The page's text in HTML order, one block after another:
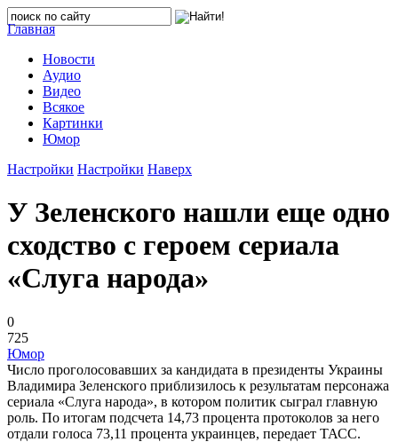
Главная
Новости
Аудио
Видео
Всякое
Картинки
Юмор
Настройки Настройки Наверх
У Зеленского нашли еще одно
сходство с героем сериала
«Слуга народа»
0
725
Юмор
Число проголосовавших за кандидата в президенты Украины
Владимира Зеленского приблизилось к результатам персонажа
сериала «Слуга народа», в котором политик сыграл главную
роль. По итогам подсчета 14,73 процента протоколов за него
отдали голоса 73,11 процента украинцев, передает ТАСС.